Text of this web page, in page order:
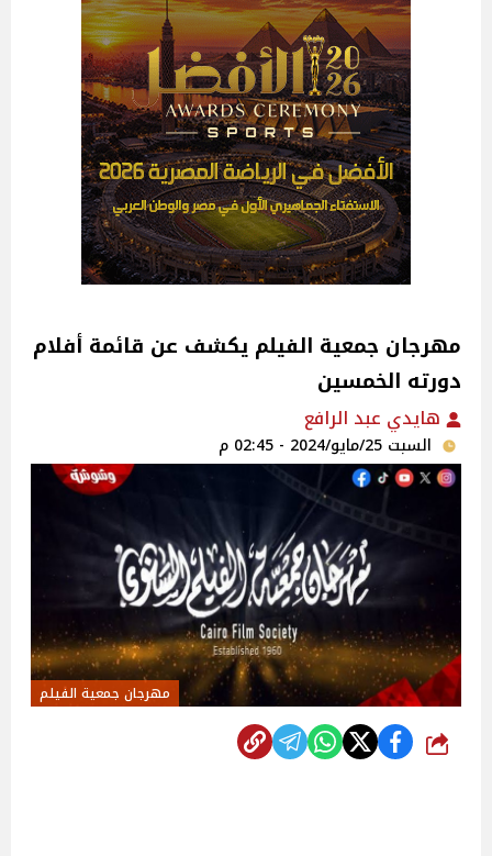
مهرجان جمعية الفيلم يكشف عن قائمة أفلام
دورته الخمسين
هايدي عبد الرافع
السبت 25/مايو/2024 - 02:45 م
مهرجان جمعية الفيلم
شارك